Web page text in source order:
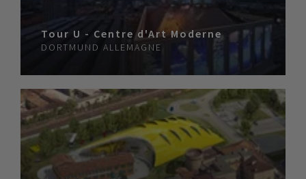
Tour U - Centre d'Art Moderne
DORTMUND ALLEMAGNE